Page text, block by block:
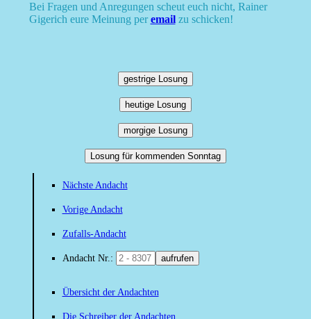
Bei Fragen und Anregungen scheut euch nicht, Rainer
Gigerich eure Meinung peremailzu schicken!
gestrige Losung
heutige Losung
morgige Losung
Losung für kommenden Sonntag
Nächste Andacht
Vorige Andacht
Zufalls-Andacht
Andacht Nr.: aufrufen
Übersicht der Andachten
Die Schreiber der Andachten